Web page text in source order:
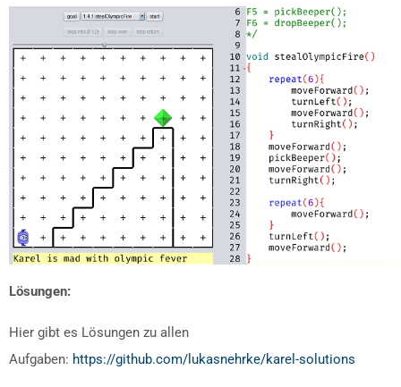
Lösungen:
Hier gibt es Lösungen zu allen
Aufgaben: https://github.com/lukasnehrke/karel-solutions